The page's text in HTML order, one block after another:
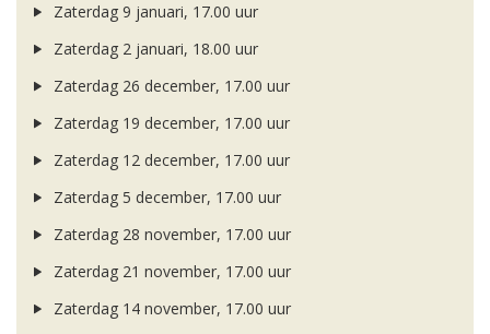
Zaterdag 9 januari, 17.00 uur
Zaterdag 2 januari, 18.00 uur
Zaterdag 26 december, 17.00 uur
Zaterdag 19 december, 17.00 uur
Zaterdag 12 december, 17.00 uur
Zaterdag 5 december, 17.00 uur
Zaterdag 28 november, 17.00 uur
Zaterdag 21 november, 17.00 uur
Zaterdag 14 november, 17.00 uur